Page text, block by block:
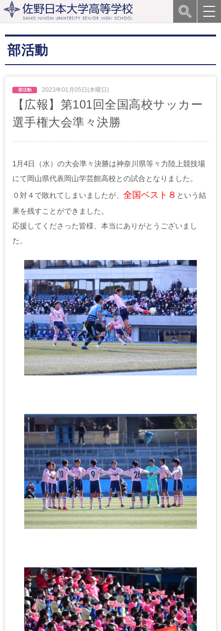
部活動
2023年01月05日(木曜日)
【広報】第101回全国高校サッカー
選手権大会準々決勝
1月4日（水）の大会準々決勝は神奈川県等々力陸上競技場
にて岡山県代表岡山学芸館高校との試合となりました。
０対４で敗れてしまいましたが、 全国ベスト８ という結
果を残すことができました。
応援してくださった皆様、本当にありがとうございまし
た。